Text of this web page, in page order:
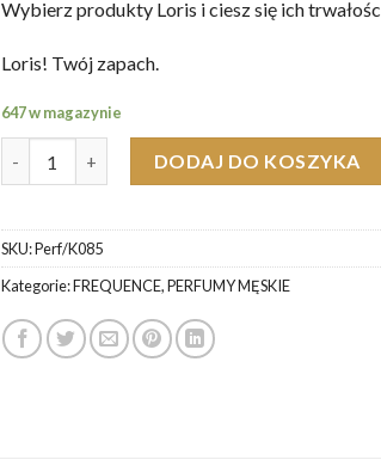
Wybierz produkty Loris i ciesz się ich
Loris! Twój zapach.
647 w magazynie
DODAJ DO KOSZYKA
SKU:Perf/K085
Kategorie:FREQUENCE,PERFUMY MĘSKIE